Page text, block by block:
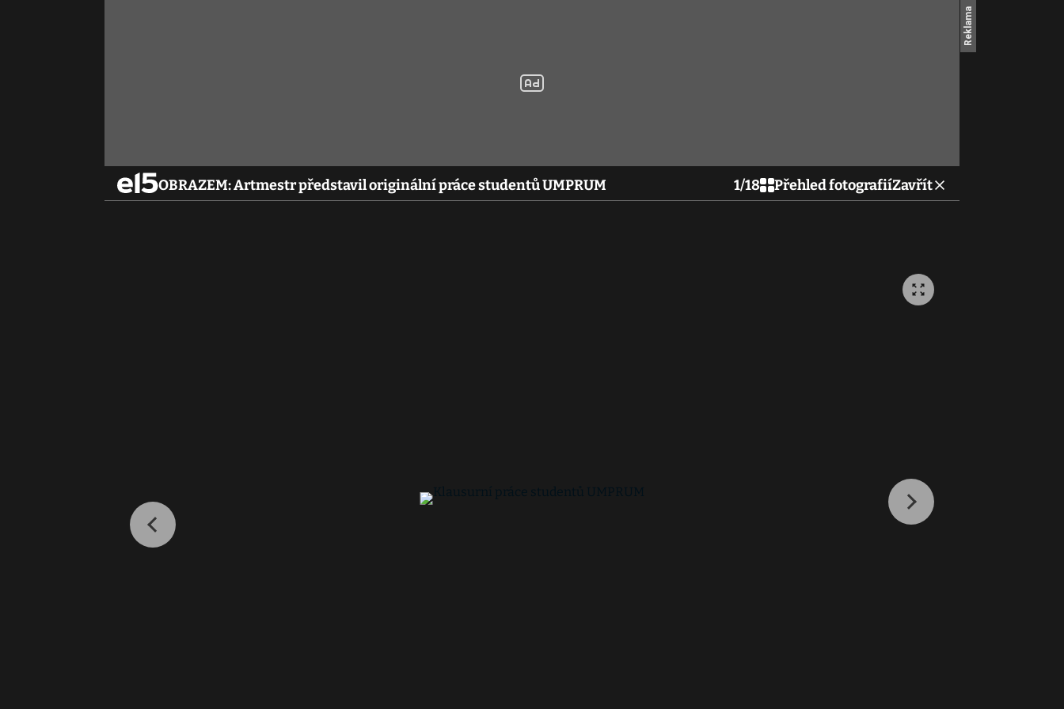
OBRAZEM: Artmestr představil originální práce studentů UMPRUM 1/18 Přehled fotografiíZavřít